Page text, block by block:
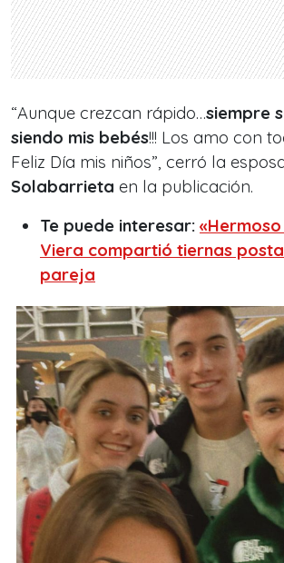
“Aunque crezcan rápido…siempre
siendo mis bebés!!! Los amo con
Feliz Día mis niños”, cerró la
Solabarrieta en la publicación.
Te puede interesar:
Viera compartió tiernas
pareja